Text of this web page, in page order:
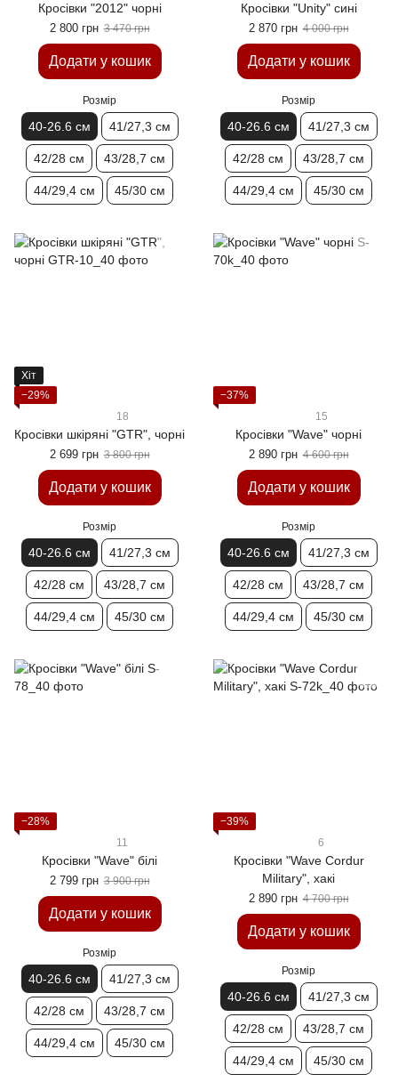
Кросівки "2012" чорні
2 800 грн 3 470 грн
Додати у кошик
Розмір
40-26.6 см 41/27,3 см
42/28 см 43/28,7 см
44/29,4 см 45/30 см
Кросівки "Unity" сині
2 870 грн 4 000 грн
Додати у кошик
Розмір
40-26.6 см 41/27,3 см
42/28 см 43/28,7 см
44/29,4 см 45/30 см
Хіт
−29%
18
Кросівки шкіряні "GTR", чорні
2 699 грн 3 800 грн
Додати у кошик
Розмір
40-26.6 см 41/27,3 см
42/28 см 43/28,7 см
44/29,4 см 45/30 см
−37%
15
Кросівки "Wave" чорні
2 890 грн 4 600 грн
Додати у кошик
Розмір
40-26.6 см 41/27,3 см
42/28 см 43/28,7 см
44/29,4 см 45/30 см
−28%
11
Кросівки "Wave" білі
2 799 грн 3 900 грн
Додати у кошик
Розмір
40-26.6 см 41/27,3 см
42/28 см 43/28,7 см
44/29,4 см 45/30 см
−39%
6
Кросівки "Wave Cordur
Military", хакі
2 890 грн 4 700 грн
Додати у кошик
Розмір
40-26.6 см 41/27,3 см
42/28 см 43/28,7 см
44/29,4 см 45/30 см